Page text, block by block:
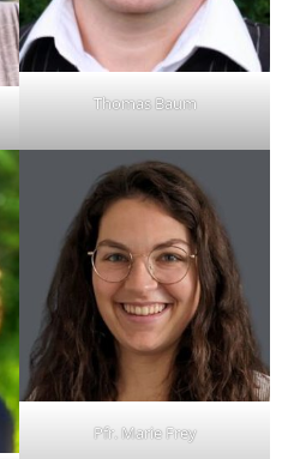
Thomas Baum
Pfr. Marie Frey